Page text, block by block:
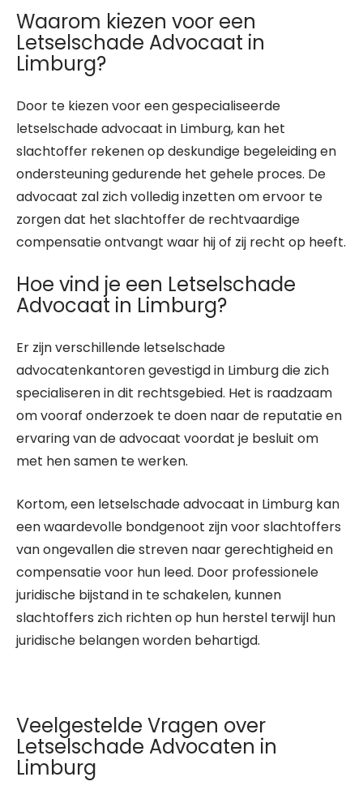
Waarom kiezen voor een
Letselschade Advocaat in
Limburg?
Door te kiezen voor een gespecialiseerde
letselschade advocaat in Limburg, kan het
slachtoffer rekenen op deskundige begeleiding en
ondersteuning gedurende het gehele proces. De
advocaat zal zich volledig inzetten om ervoor te
zorgen dat het slachtoffer de rechtvaardige
compensatie ontvangt waar hij of zij recht op heeft.
Hoe vind je een Letselschade
Advocaat in Limburg?
Er zijn verschillende letselschade
advocatenkantoren gevestigd in Limburg die zich
specialiseren in dit rechtsgebied. Het is raadzaam
om vooraf onderzoek te doen naar de reputatie en
ervaring van de advocaat voordat je besluit om
met hen samen te werken.
Kortom, een letselschade advocaat in Limburg kan
een waardevolle bondgenoot zijn voor slachtoffers
van ongevallen die streven naar gerechtigheid en
compensatie voor hun leed. Door professionele
juridische bijstand in te schakelen, kunnen
slachtoffers zich richten op hun herstel terwijl hun
juridische belangen worden behartigd.
Veelgestelde Vragen over
Letselschade Advocaten in
Limburg